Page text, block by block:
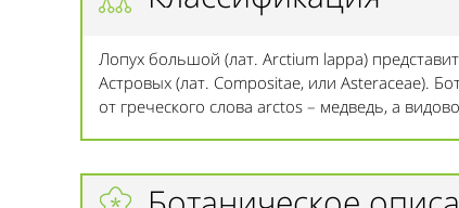
Лопух большой (лат. Arctium lappa)
Астровых (лат. Compositae, или Asteraceae).
от греческого слова arctos – медведь, а